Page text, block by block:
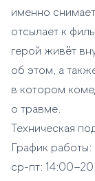
именно
отсылает к
герой живёт
об этом, а
в котором
о травме.
Техническая
График работы:
ср-пт: